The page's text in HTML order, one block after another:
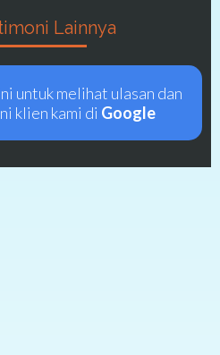
Lainnya
untuk melihat ulasan dan
klien kami di Google